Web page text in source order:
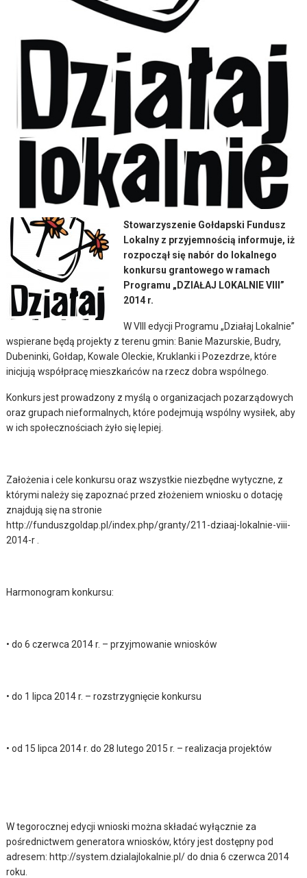
Stowarzyszenie Gołdapski Fundusz
Lokalny z przyjemnością informuje, iż
rozpoczął się nabór do lokalnego
konkursu grantowego w ramach
Programu „DZIAŁAJ LOKALNIE VIII”
2014 r.
W VIII edycji Programu „Działaj Lokalnie”
wspierane będą projekty z terenu gmin: Banie Mazurskie, Budry,
Dubeninki, Gołdap, Kowale Oleckie, Kruklanki i Pozezdrze, które
inicjują współpracę mieszkańców na rzecz dobra wspólnego.
Konkurs jest prowadzony z myślą o organizacjach pozarządowych
oraz grupach nieformalnych, które podejmują wspólny wysiłek, aby
w ich społecznościach żyło się lepiej.
Założenia i cele konkursu oraz wszystkie niezbędne wytyczne, z
którymi należy się zapoznać przed złożeniem wniosku o dotację
znajdują się na stronie
http://funduszgoldap.pl/index.php/granty/211-dziaaj-lokalnie-viii-
2014-r .
Harmonogram konkursu:
• do 6 czerwca 2014 r. – przyjmowanie wniosków
• do 1 lipca 2014 r. – rozstrzygnięcie konkursu
• od 15 lipca 2014 r. do 28 lutego 2015 r. – realizacja projektów
W tegorocznej edycji wnioski można składać wyłącznie za
pośrednictwem generatora wniosków, który jest dostępny pod
adresem: http://system.dzialajlokalnie.pl/ do dnia 6 czerwca 2014
roku.